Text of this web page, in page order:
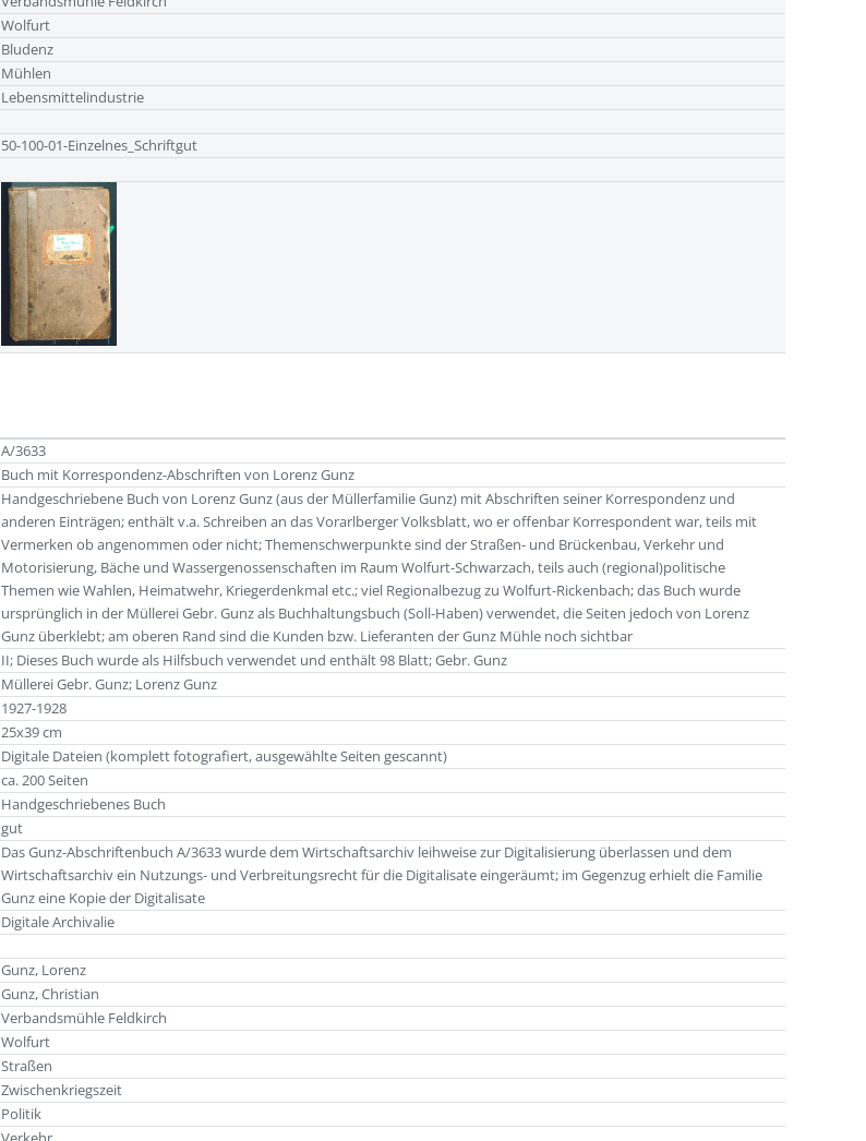
Wolfurt
Bludenz
Mühlen
Lebensmittelindustrie
50-100-01-Einzelnes_Schriftgut
A/3633
Buch mit Korrespondenz-Abschriften von Lorenz Gunz
Handgeschriebene Buch von Lorenz Gunz (aus der Müllerfamilie Gunz) mit Abschriften seiner Korrespondenz und
anderen Einträgen; enthält v.a. Schreiben an das Vorarlberger Volksblatt, wo er offenbar Korrespondent war, teils mit
Vermerken ob angenommen oder nicht; Themenschwerpunkte sind der Straßen- und Brückenbau, Verkehr und
Motorisierung, Bäche und Wassergenossenschaften im Raum Wolfurt-Schwarzach, teils auch (regional)politische
Themen wie Wahlen, Heimatwehr, Kriegerdenkmal etc.; viel Regionalbezug zu Wolfurt-Rickenbach; das Buch wurde
ursprünglich in der Müllerei Gebr. Gunz als Buchhaltungsbuch (Soll-Haben) verwendet, die Seiten jedoch von Lorenz
Gunz überklebt; am oberen Rand sind die Kunden bzw. Lieferanten der Gunz Mühle noch sichtbar
II; Dieses Buch wurde als Hilfsbuch verwendet und enthält 98 Blatt; Gebr. Gunz
Müllerei Gebr. Gunz; Lorenz Gunz
1927-1928
25x39 cm
Digitale Dateien (komplett fotografiert, ausgewählte Seiten gescannt)
ca. 200 Seiten
Handgeschriebenes Buch
gut
Das Gunz-Abschriftenbuch A/3633 wurde dem Wirtschaftsarchiv leihweise zur Digitalisierung überlassen und dem
Wirtschaftsarchiv ein Nutzungs- und Verbreitungsrecht für die Digitalisate eingeräumt; im Gegenzug erhielt die Familie
Gunz eine Kopie der Digitalisate
Digitale Archivalie
Gunz, Lorenz
Gunz, Christian
Verbandsmühle Feldkirch
Wolfurt
Straßen
Zwischenkriegszeit
Politik